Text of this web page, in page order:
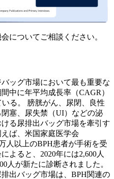
についてご相談ください。
ッグ市場において最も重要な
中に年平均成長率（CAGR）
る。
膀胱がん、尿閉、良性
塞、尿失禁（UI）などの泌
る尿排出バッグ市場を牽引す
ば、米国家庭医学会
人以上のBPH患者が手術を受
よると、2020年には2,600人
人が新たに診断されました。
出バッグ市場は、BPH関連の